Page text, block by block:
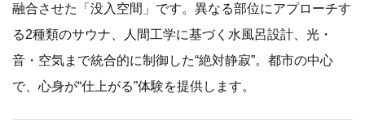
融合させた「没入空間」です。異なる部位にアプローチす
る2種類のサウナ、人間工学に基づく水風呂設計、光・
音・空気まで統合的に制御した“絶対静寂”。都市の中心
で、心身が“仕上がる”体験を提供します。